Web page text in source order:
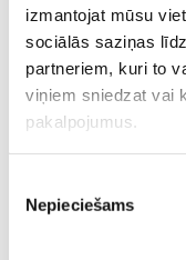
izmantojat mūsu
sociālās saziņas
partneriem, kuri to
viņiem sniedzat vai
pakalpojumus.
izvēle
Nepieciešams
testi. Tas ir
mutācijas.
par risku slimības
neparādīties.
attīstās vēzis vai
saviem